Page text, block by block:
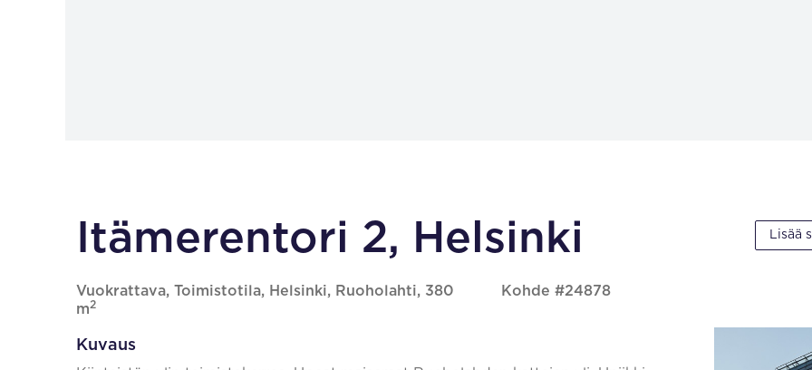
Itämerentori 2, Helsinki
Vuokrattava, Toimistotila, Helsinki, Ruoholahti, 380
m2
Kohde #24878
Lisää
Kuvaus